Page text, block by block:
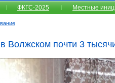
ФКГС-2025 Местные
Волжском почти 3